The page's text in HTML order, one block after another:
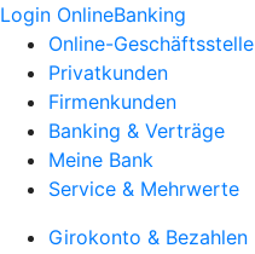
Login OnlineBanking
Online-Geschäftsstelle
Privatkunden
Firmenkunden
Banking & Verträge
Meine Bank
Service & Mehrwerte
Girokonto & Bezahlen